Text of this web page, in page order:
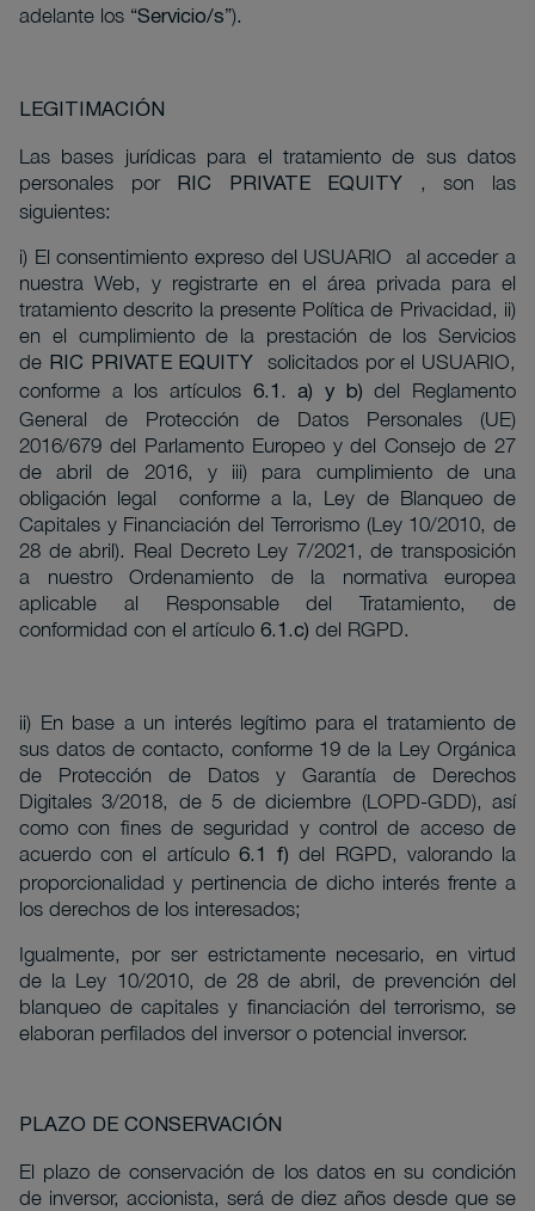
adelante los “Servicio/s”).
LEGITIMACIÓN
Las bases jurídicas para el tratamiento de sus datos
personales por
RIC PRIVATE EQUITY , son las
siguientes:
i) El consentimiento expreso del USUARIO al acceder a
nuestra Web, y registrarte en el área privada para el
tratamiento descrito la presente Política de Privacidad, ii)
en el cumplimiento de la prestación de los Servicios
de RIC PRIVATE EQUITY
solicitados por el USUARIO,
conforme a los artículos
6.1. a) y b)
del Reglamento
General de Protección de Datos Personales (UE)
2016/679 del Parlamento Europeo y del Consejo de 27
de abril de 2016, y iii) para cumplimiento de una
obligación legal conforme a la, Ley de Blanqueo de
Capitales y Financiación del Terrorismo (Ley 10/2010, de
28 de abril). Real Decreto Ley 7/2021, de transposición
a nuestro Ordenamiento de la normativa europea
aplicable al Responsable del Tratamiento, de
conformidad con el artículo 6.1.c) del RGPD.
ii) En base a un interés legítimo para el tratamiento de
sus datos de contacto, conforme 19 de la Ley Orgánica
de Protección de Datos y Garantía de Derechos
Digitales 3/2018, de 5 de diciembre (LOPD-GDD), así
como con fines de seguridad y control de acceso de
acuerdo con el artículo 6.1 f) del RGPD, valorando la
proporcionalidad y pertinencia de dicho interés frente a
los derechos de los interesados;
Igualmente, por ser estrictamente necesario, en virtud
de la Ley 10/2010, de 28 de abril, de prevención del
blanqueo de capitales y financiación del terrorismo, se
elaboran perfilados del inversor o potencial inversor.
PLAZO DE CONSERVACIÓN
El plazo de conservación de los datos en su condición
de inversor, accionista, será de diez años desde que se